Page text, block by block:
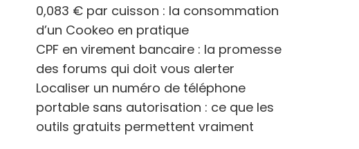
0,083 € par cuisson : la consommation
d’un Cookeo en pratique
CPF en virement bancaire : la promesse
des forums qui doit vous alerter
Localiser un numéro de téléphone
portable sans autorisation : ce que les
outils gratuits permettent vraiment